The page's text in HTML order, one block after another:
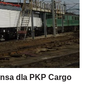
dla PKP Cargo